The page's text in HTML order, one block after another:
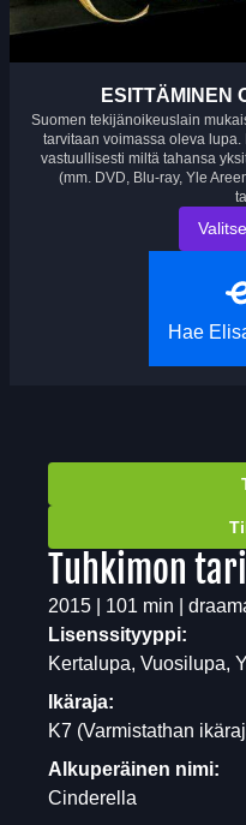
ESITTÄMINEN
Suomen tekijänoikeuslain
tarvitaan voimassa oleva
vastuullisesti miltä tahansa
(mm. DVD, Blu-ray, Yle
Hae
Tuhkimon
2015 | 101 min |
Lisenssityyppi:
Kertalupa, Vuosilupa,
Ikäraja:
K7 (Varmistathan
Alkuperäinen nimi:
Cinderella